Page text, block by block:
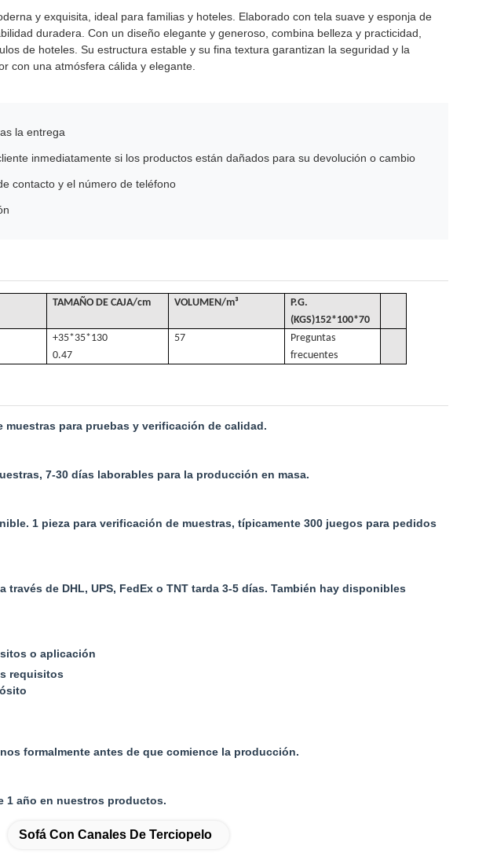
y exquisita, ideal para familias y hoteles. Elaborado con tela suave y esponja de
duradera. Con un diseño elegante y generoso, combina belleza y practicidad,
de hoteles. Su estructura estable y su fina textura garantizan la seguridad y la
con una atmósfera cálida y elegante.
la entrega
inmediatamente si los productos están dañados para su devolución o cambio
contacto y el número de teléfono
TAMAÑO DE CAJA/cm VOLUMEN/m³
P.G.
(KGS)152*100*70
+35*35*130
0.47
57
Preguntas
frecuentes
para pruebas y verificación de calidad.
7-30 días laborables para la producción en masa.
1 pieza para verificación de muestras, típicamente 300 juegos para pedidos
través de DHL, UPS, FedEx o TNT tarda 3-5 días. También hay disponibles
o aplicación
requisitos
formalmente antes de que comience la producción.
1 año en nuestros productos.
Sofá Con Canales De Terciopelo